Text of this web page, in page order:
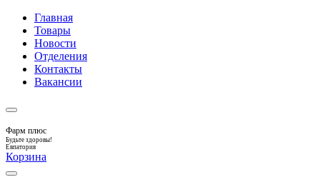
Главная
Товары
Новости
Отделения
Контакты
Вакансии
Фарм плюс
Будьте здоровы!
Евпатория
Корзина